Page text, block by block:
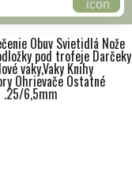
Obuv Svietidlá Nože
pod trofeje Darčeky
vaky,Vaky Knihy
Ohrievače Ostatné
.25/6,5mm